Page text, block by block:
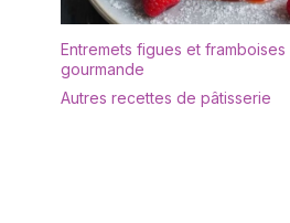
Entremets figues et
gourmande
Autres recettes de pâtisserie